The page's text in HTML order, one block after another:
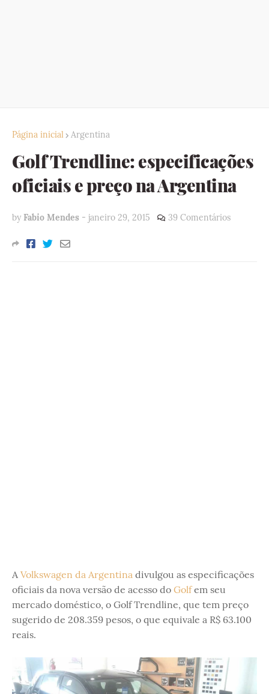
Página inicial Argentina
Golf Trendline: especificações
oficiais e preço na Argentina
by Fabio Mendes - janeiro 29, 2015 39 Comentários
A Volkswagen da Argentina divulgou as especificações
oficiais da nova versão de acesso do Golfem seu
mercado doméstico, o Golf Trendline, que tem preço
sugerido de 208.359 pesos, o que equivale a R$ 63.100
reais.